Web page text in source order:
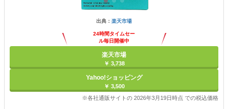
出典： 楽天市場
24時間タイムセー
ル毎日開催中
楽天市場
￥ 3,738
Yahoo!ショッピング
￥ 3,500
※各社通販サイトの 2026年3月19日時点 での税込価格